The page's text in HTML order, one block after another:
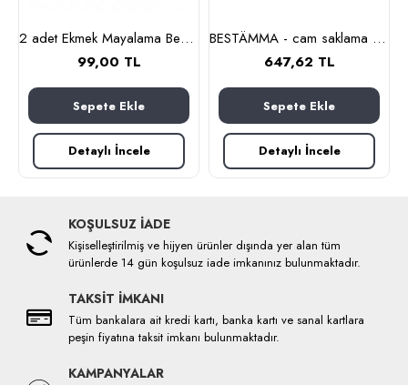
2 adet Ekmek Mayalama Bezi 50x70 cm, %100 Pamuk Amerikan Pasa Bezi
99,00 TL
Sepete Ekle
Detaylı İncele
BESTÄMMA - cam saklama kabı seti (cam)
647,62 TL
Sepete Ekle
Detaylı İncele
KOŞULSUZ İADE
Kişiselleştirilmiş ve hijyen ürünler dışında yer alan tüm
ürünlerde 14 gün koşulsuz iade imkanınız bulunmaktadır.
TAKSİT İMKANI
Tüm bankalara ait kredi kartı, banka kartı ve sanal kartlara
peşin fiyatına taksit imkanı bulunmaktadır.
KAMPANYALAR